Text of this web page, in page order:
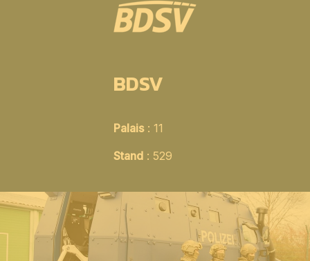
BDSV
Palais: 11
Stand: 529